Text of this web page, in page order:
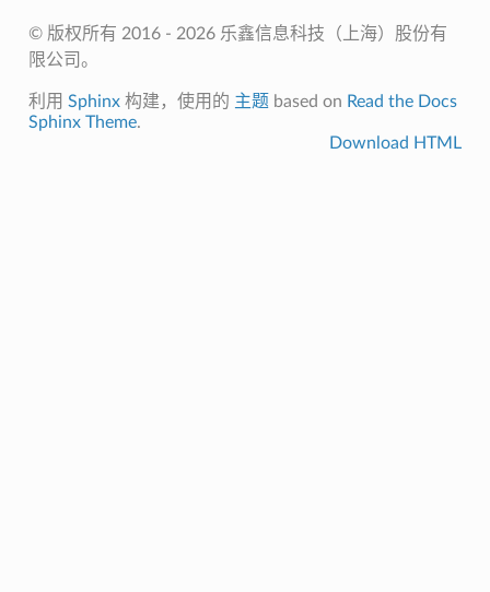
© 版权所有 2016 - 2026 乐鑫信息科技（上海）股份有
限公司。
利用 Sphinx构建，使用的 主题 based on Read the Docs
Sphinx Theme.
Download HTML